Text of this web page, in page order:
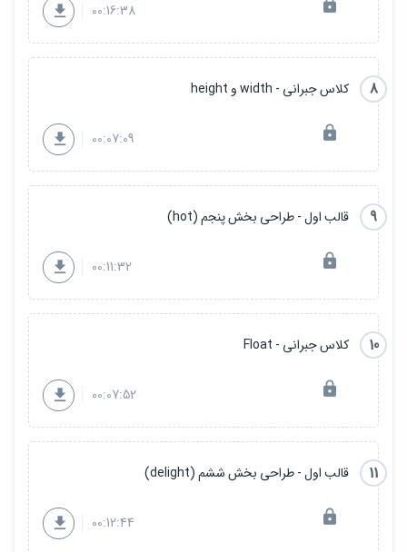
00:16:38
8 کلاس جبرانی - width و height
00:07:09
9 قالب اول - طراحی بخش پنجم (hot)
00:11:32
10 کلاس جبرانی - Float
00:07:52
11 قالب اول - طراحی بخش ششم (delight)
00:12:44